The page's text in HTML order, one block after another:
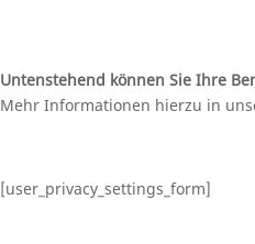
Untenstehend können Sie Ihre
Mehr Informationen hierzu in
[user_privacy_settings_form]